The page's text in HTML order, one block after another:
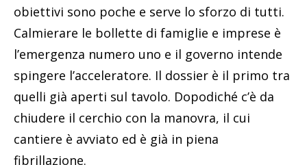
obiettivi sono poche e serve lo sforzo di tutti.
Calmierare le bollette di famiglie e imprese è
l’emergenza numero uno e il governo intende
spingere l’acceleratore. Il dossier è il primo tra
quelli già aperti sul tavolo. Dopodiché c’è da
chiudere il cerchio con la manovra, il cui
cantiere è avviato ed è già in piena
fibrillazione.